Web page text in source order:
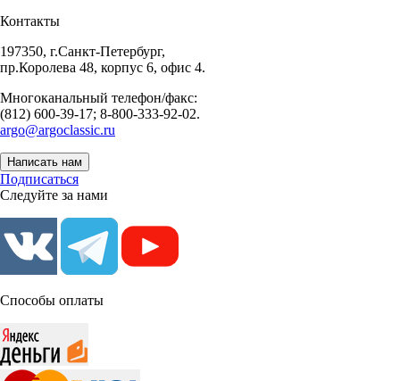
Контакты
197350, г.Санкт-Петербург,
пр.Королева 48, корпус 6, офис 4.
Многоканальный телефон/факс:
(812) 600-39-17; 8-800-333-92-02.
argo@argoclassic.ru
Написать нам
Подписаться
Следуйте за нами
Способы оплаты